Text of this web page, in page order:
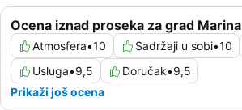
Ocena iznad proseka za grad Marina
Atmosfera•10 Sadržaji u sobi•10
Usluga•9,5 Doručak•9,5
Prikaži još ocena